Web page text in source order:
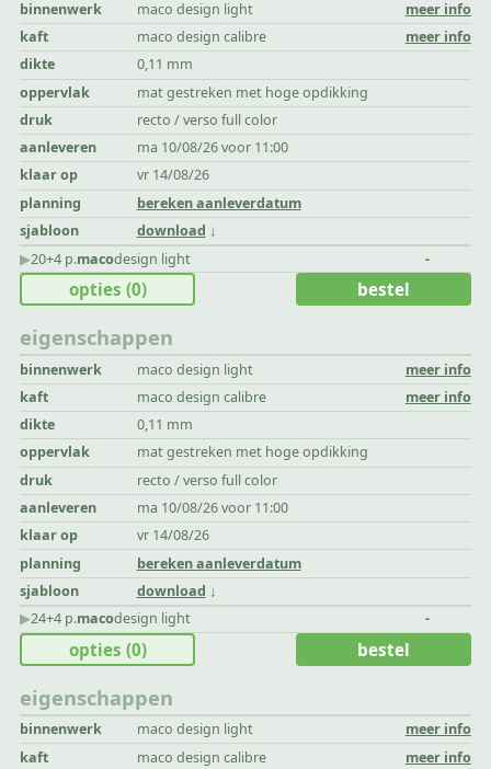
binnenwerk maco design light
meer info
kaft
maco design calibre
meer info
dikte
0,11 mm
oppervlak
mat gestreken met hoge opdikking
druk
recto / verso full color
aanleveren
ma 10/08/26 voor 11:00
klaar op
vr 14/08/26
planning
bereken aanleverdatum
sjabloon
download
▶︎20+4 p.macodesign light -
eigenschappen
binnenwerk maco design light
meer info
kaft
maco design calibre
meer info
dikte
0,11 mm
oppervlak
mat gestreken met hoge opdikking
druk
recto / verso full color
aanleveren
ma 10/08/26 voor 11:00
klaar op
vr 14/08/26
planning
bereken aanleverdatum
sjabloon
download
opties (0) bestel
▶︎24+4 p.macodesign light -
eigenschappen
binnenwerk maco design light
meer info
kaft
maco design calibre
meer info
opties (0) bestel